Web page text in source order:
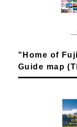
"Home of
Guide map